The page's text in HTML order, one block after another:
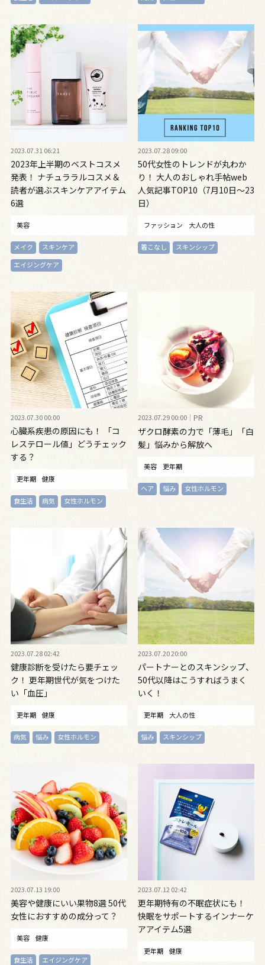
2023.07.31 06:21
2023年上半期のベストコスメ
発表！ ナチュララルコスメ＆
読者が選ぶスキンケアアイテム
6選
美容
メイク
スキンケア
エイジングケア
2023.07.28 09:00
50代女性のトレンドが丸わか
り！ 大人のおしゃれ手帖web
人気記事TOP10（7月10日～23
日）
ファッション 大人の性
着こなし スキンシップ
2023.07.30 00:00
心臓系疾患の原因にも！ 「コ
レステロール値」どうチェック
する？
更年期 健康
食生活 病気 女性ホルモン
2023.07.29 00:00 PR
ザクロ酵素の力で「薄毛」「白
髪」悩みから解放へ
美容 更年期
ヘア 悩み 女性ホルモン
2023.07.28 02:42
健康診断を受けたら要チェッ
ク！ 更年期世代が気をつけた
い「血圧」
更年期 健康
病気 悩み 女性ホルモン
2023.07.20 20:00
パートナーとのスキンシップ、
50代以降はこうすればうまく
いく！
更年期 大人の性
悩み スキンシップ
2023.07.13 19:00
美容や健康にいい果物8選 50代
女性におすすめの成分って？
美容 健康
食生活 エイジングケア
2023.07.12 02:42
更年期特有の不眠症状にも！
快眠をサポートするインナーケ
アアイテム5選
更年期 健康